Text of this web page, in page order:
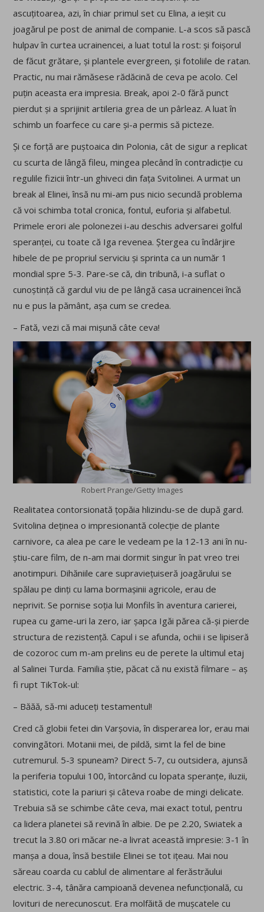
ascuțitoarea, azi, în chiar primul set cu Elina, a ieșit cu
joagărul pe post de animal de companie. L-a scos să pască
hulpav în curtea ucrainencei, a luat totul la rost: și foișorul
de făcut grătare, și plantele evergreen, și fotoliile de ratan.
Practic, nu mai rămăsese rădăcină de ceva pe acolo. Cel
puțin aceasta era impresia. Break, apoi 2-0 fără punct
pierdut și a sprijinit artileria grea de un pârleaz. A luat în
schimb un foarfece cu care și-a permis să picteze.
Și ce forță are puștoaica din Polonia, cât de sigur a replicat
cu scurta de lângă fileu, mingea plecând în contradicție cu
regulile fizicii într-un ghiveci din fața Svitolinei. A urmat un
break al Elinei, însă nu mi-am pus nicio secundă problema
că voi schimba total cronica, fontul, euforia și alfabetul.
Primele erori ale polonezei i-au deschis adversarei golful
speranței, cu toate că Iga revenea. Ștergea cu îndârjire
hibele de pe propriul serviciu și sprinta ca un număr 1
mondial spre 5-3. Pare-se că, din tribună, i-a suflat o
cunoștință că gardul viu de pe lângă casa ucrainencei încă
nu e pus la pământ, așa cum se credea.
– Fată, vezi că mai mișună câte ceva!
Robert Prange/Getty Images
Realitatea contorsionată țopăia hlizindu-se de după gard.
Svitolina deținea o impresionantă colecție de plante
carnivore, ca alea pe care le vedeam pe la 12-13 ani în nu-
știu-care film, de n-am mai dormit singur în pat vreo trei
anotimpuri. Dihăniile care supraviețuiseră joagărului se
spălau pe dinți cu lama bormașinii agricole, erau de
neprivit. Se pornise soția lui Monfils în aventura carierei,
rupea cu game-uri la zero, iar șapca Igăi părea că-și pierde
structura de rezistență. Capul i se afunda, ochii i se lipiseră
de cozoroc cum m-am prelins eu de perete la ultimul etaj
al Salinei Turda. Familia știe, păcat că nu există filmare – aș
fi rupt TikTok-ul:
– Băăă, să-mi aduceți testamentul!
Cred că globii fetei din Varșovia, în disperarea lor, erau mai
convingători. Motanii mei, de pildă, simt la fel de bine
cutremurul. 5-3 spuneam? Direct 5-7, cu outsidera, ajunsă
la periferia topului 100, întorcând cu lopata speranțe, iluzii,
statistici, cote la pariuri și câteva roabe de mingi delicate.
Trebuia să se schimbe câte ceva, mai exact totul, pentru
ca lidera planetei să revină în albie. De pe 2.20, Swiatek a
trecut la 3.80 ori măcar ne-a livrat această impresie: 3-1 în
manșa a doua, însă bestiile Elinei se tot ițeau. Mai nou
săreau coarda cu cablul de alimentare al ferăstrăului
electric. 3-4, tânăra campioană devenea nefuncțională, cu
lovituri de nerecunoscut. Era molfăită de mușcatele cu